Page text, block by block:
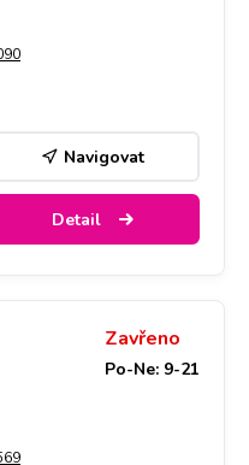
Navigovat
Detail
Zavřeno
Po-Ne: 9-21